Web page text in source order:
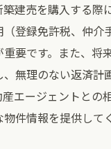
約の基本知識
きの流れ
険の手続き
の必要性
築建売を購入する際
（登録免許税、仲介
要です。また、将
無理のない返済計
エージェントとの
件情報を提供して